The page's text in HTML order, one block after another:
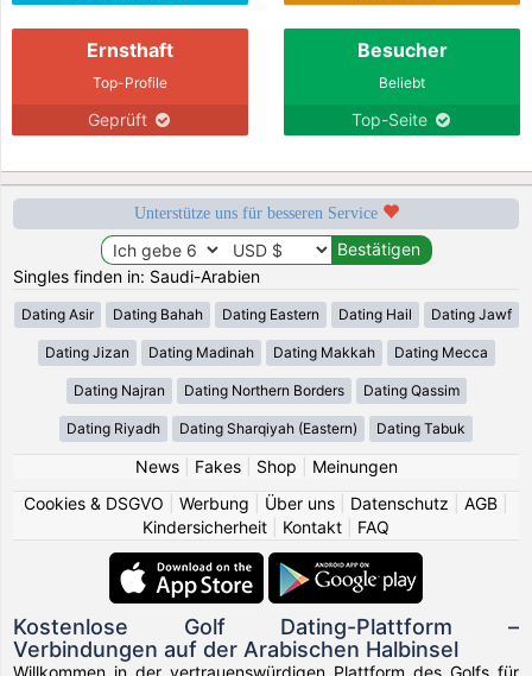
Ernsthaft
Top-Profile
Geprüft
Besucher
Beliebt
Top-Seite
Unterstütze uns für besseren Service
Singles finden in: Saudi-Arabien
Dating Asir Dating Bahah Dating Eastern Dating Hail Dating Jawf
Dating Jizan Dating Madinah Dating Makkah Dating Mecca
Dating Najran Dating Northern Borders Dating Qassim
Dating Riyadh Dating Sharqiyah (Eastern) Dating Tabuk
News| Fakes| Shop
Meinungen
Cookies & DSGVO
Werbung Über uns Datenschutz AGB
Kindersicherheit
Kontakt FAQ
Kostenlose Golf Dating-Plattform –
Verbindungen auf der Arabischen Halbinsel
Willkommen in der vertrauenswürdigen Plattform des Golfs für